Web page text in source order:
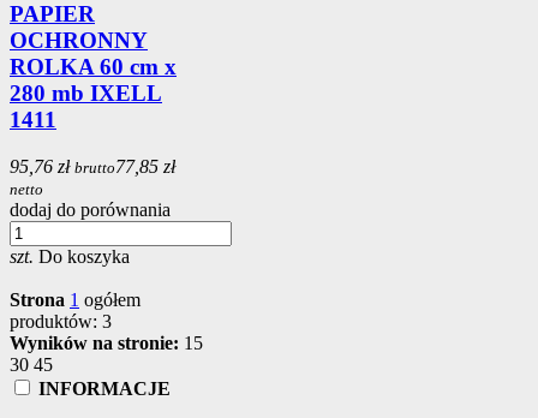
PAPIER
OCHRONNY
ROLKA 60 cm x
280 mb IXELL
1411
95,76 zł brutto77,85 zł
netto
dodaj do porównania
szt. Do koszyka
Strona 1 ogółem
produktów: 3
Wyników na stronie: 15
30 45
INFORMACJE